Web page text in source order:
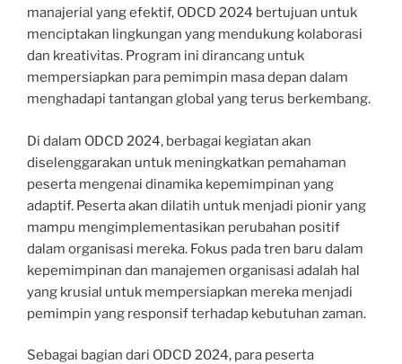
manajerial yang efektif, ODCD 2024 bertujuan untuk
menciptakan lingkungan yang mendukung kolaborasi
dan kreativitas. Program ini dirancang untuk
mempersiapkan para pemimpin masa depan dalam
menghadapi tantangan global yang terus berkembang.
Di dalam ODCD 2024, berbagai kegiatan akan
diselenggarakan untuk meningkatkan pemahaman
peserta mengenai dinamika kepemimpinan yang
adaptif. Peserta akan dilatih untuk menjadi pionir yang
mampu mengimplementasikan perubahan positif
dalam organisasi mereka. Fokus pada tren baru dalam
kepemimpinan dan manajemen organisasi adalah hal
yang krusial untuk mempersiapkan mereka menjadi
pemimpin yang responsif terhadap kebutuhan zaman.
Sebagai bagian dari ODCD 2024, para peserta